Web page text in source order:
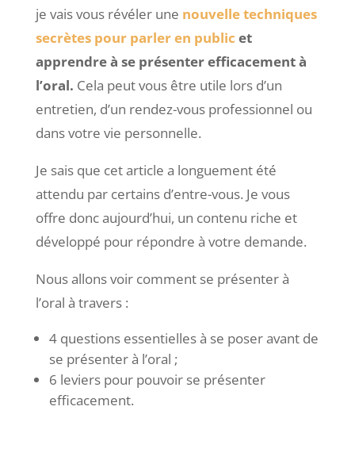
je vais vous révéler une nouvelle techniques
secrètes pour parler en public et
apprendre à se présenter efficacement à
l’oral. Cela peut vous être utile lors d’un
entretien, d’un rendez-vous professionnel ou
dans votre vie personnelle.
Je sais que cet article a longuement été
attendu par certains d’entre-vous. Je vous
offre donc aujourd’hui, un contenu riche et
développé pour répondre à votre demande.
Nous allons voir comment se présenter à
l’oral à travers :
4 questions essentielles à se poser avant de
se présenter à l’oral ;
6 leviers pour pouvoir se présenter
efficacement.